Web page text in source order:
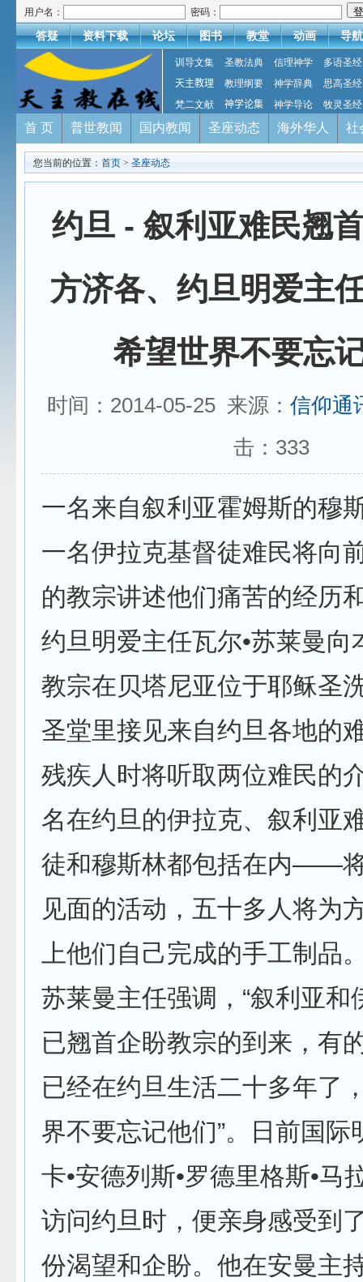
用户名： 密码：
答疑 资料下载 论坛 图书 教堂 动画 导航
训导文集 圣教法典 信理神学
多语圣经
天主教理
教理纲要 神学辞典
思高圣经
梵二文献
神学论集 神学导论 牧灵圣经
首 页 普世教闻 国内教闻 圣座动态 海外华人 社
您当前的位置： 首页 > 圣座动态
约旦 - 叙利亚难民翘
方济各、约旦明爱主
希望世界不要忘
时间：2014-05-25 来源： 信仰通
击： 333
一名来自叙利亚霍姆斯的穆
一名伊拉克基督徒难民将向
的教宗讲述他们痛苦的经历
约旦明爱主任瓦尔•苏莱曼向
教宗在贝塔尼亚位于耶稣圣
圣堂里接见来自约旦各地的
残疾人时将听取两位难民的
名在约旦的伊拉克、叙利
徒和穆斯林都包括在内——
见面的活动，五十多人将为
上他们自己完成的手工制品
苏莱曼主任强调，“叙利亚和
已翘首企盼教宗的到来，有
已经在约旦生活二十多年了
界不要忘记他们”。日前国际
卡•安德列斯•罗德里格斯•马
访问约旦时，便亲身感受到
份渴望和企盼。他在安曼主